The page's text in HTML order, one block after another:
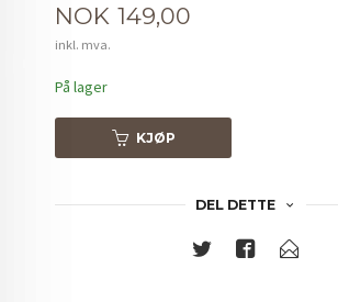
Pris
NOK 149,00
inkl. mva.
På lager
KJØP
DEL DETTE